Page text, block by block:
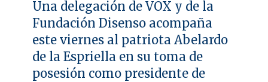
Una delegación de VOX y de la
Fundación Disenso acompaña
este viernes al patriota Abelardo
de la Espriella en su toma de
posesión como presidente de